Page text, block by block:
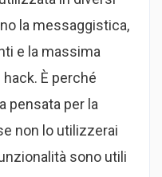
la messaggistica,
e la massima
È perché
pensata per la
non lo utilizzerai
sono utili